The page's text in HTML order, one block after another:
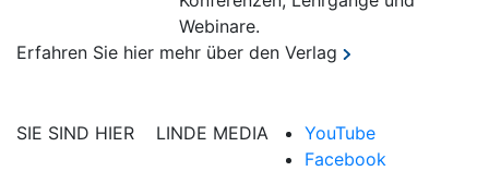
Webinare.
Erfahren Sie hier mehr über den Verlag
SIE SIND HIER LINDE MEDIA
YouTube
Facebook